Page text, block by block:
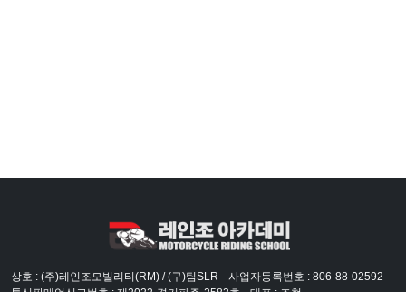
상호 : (주)레인조모빌리티(RM) / (구)팀SLR
사업자등록번호 : 806-88-02592